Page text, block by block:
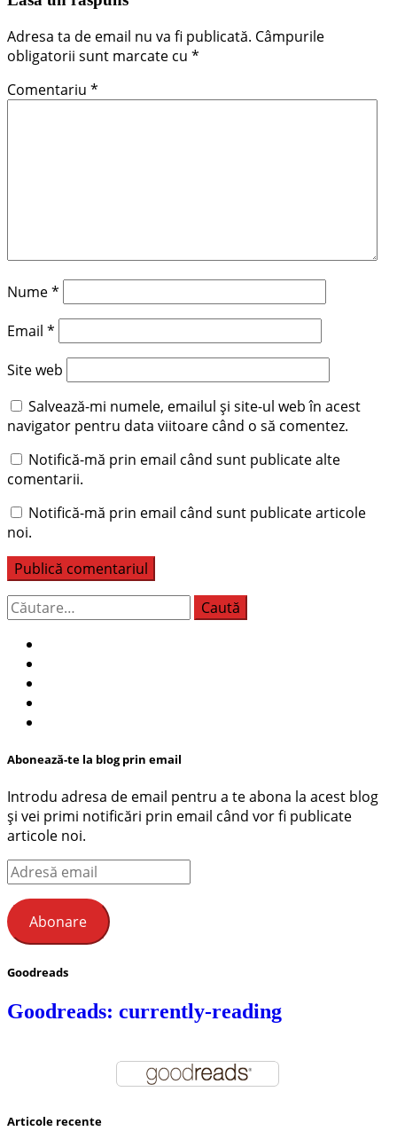
Adresa ta de email nu va fi publicată. Câmpurile
obligatorii sunt marcate cu *
Comentariu *
Nume*
Email *
Site web
Salvează-mi numele, emailul și site-ul web în acest
navigator pentru data viitoare când o să comentez.
Notifică-mă prin email când sunt publicate alte
comentarii.
Notifică-mă prin email când sunt publicate articole
noi.
Caută
după:
Abonează-te la blog prin email
Introdu adresa de email pentru a te abona la acest blog
și vei primi notificări prin email când vor fi publicate
articole noi.
Adresă
email
Abonare
Goodreads
Goodreads: currently-reading
Articole recente